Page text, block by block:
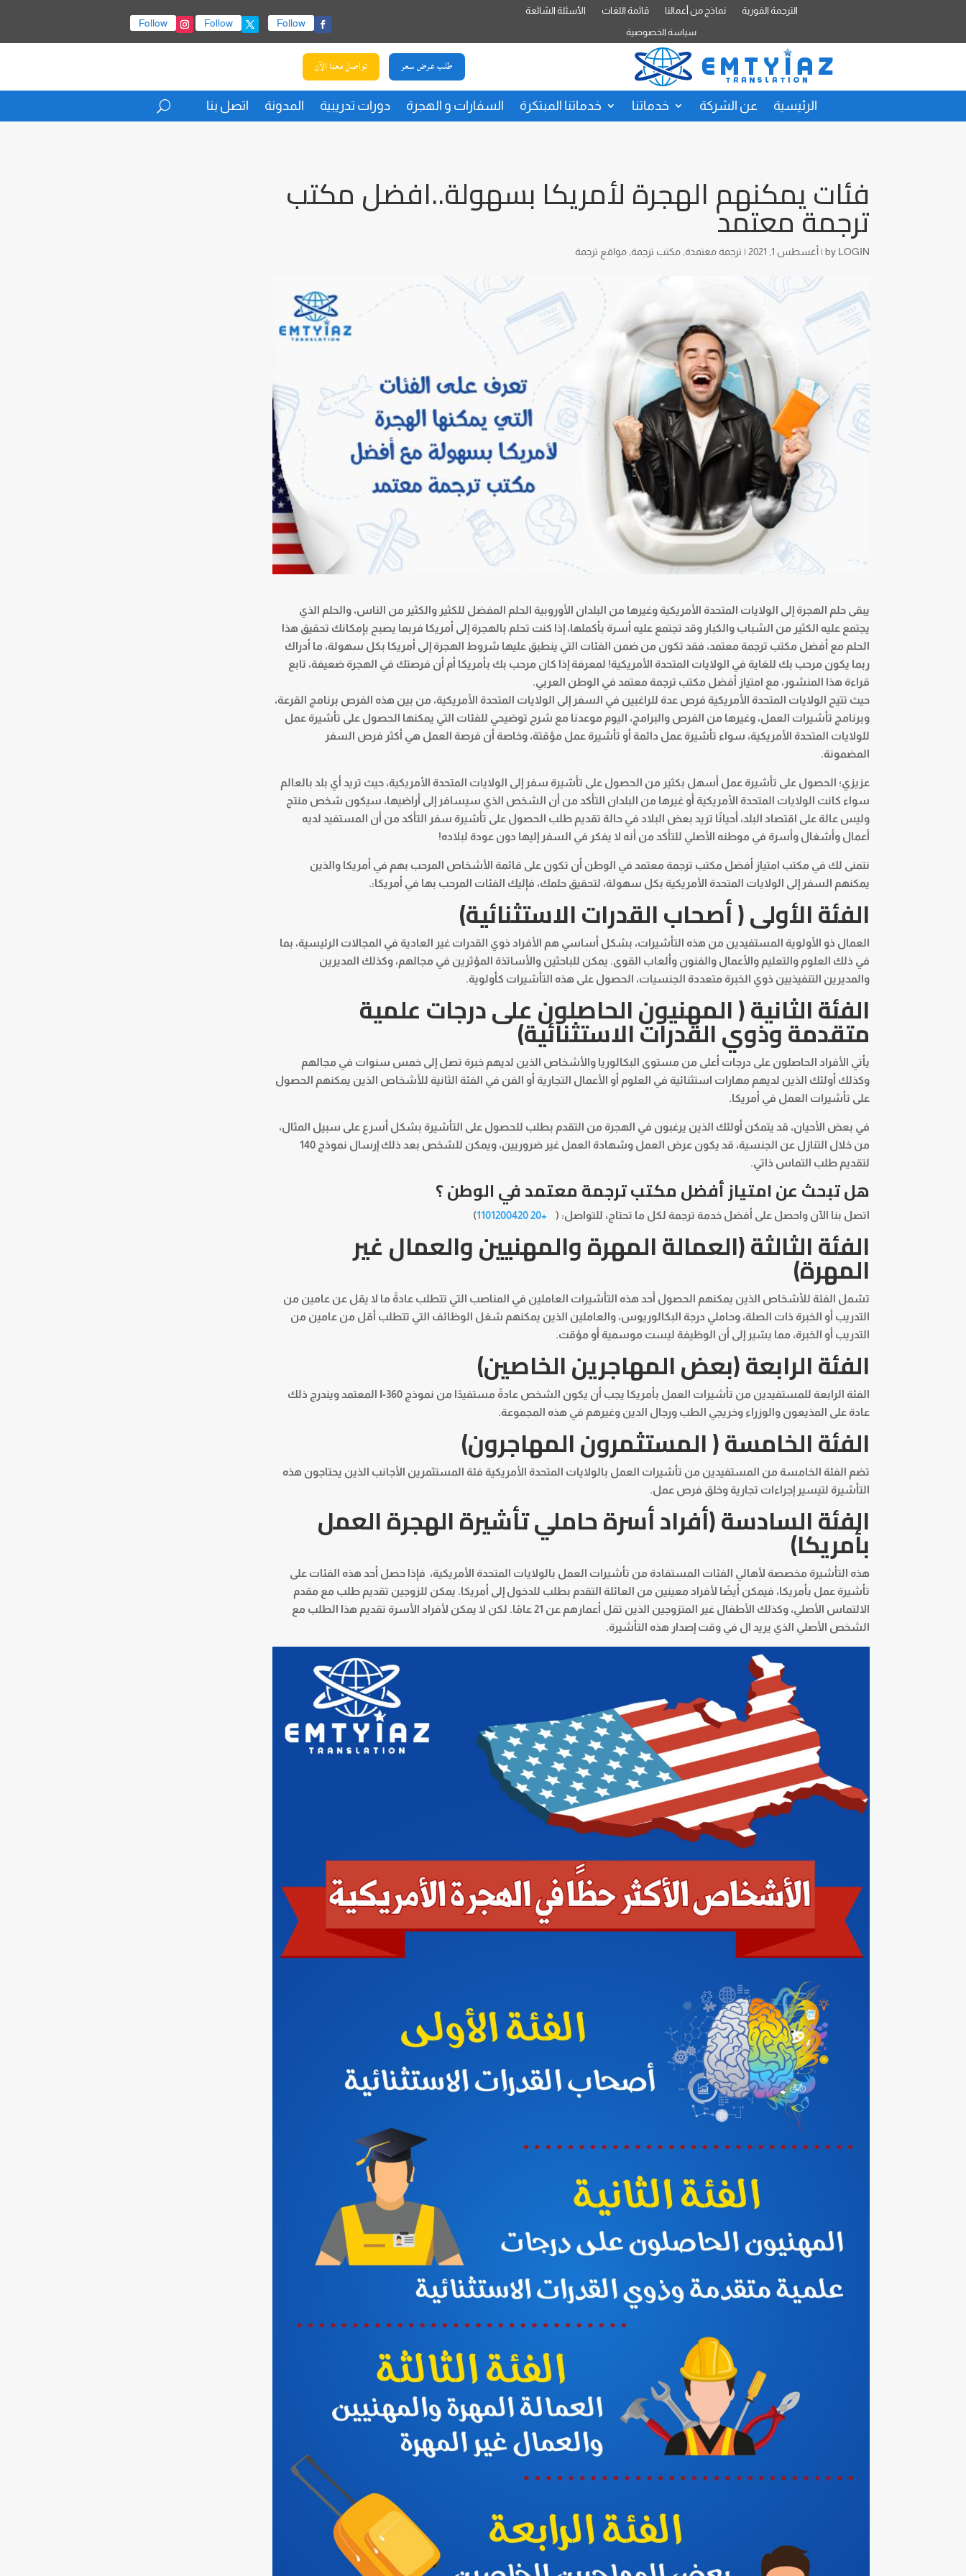
Follow
Follow
Follow
الترجمة الفورية نماذج من أعمالنا قائمة اللغات
الأسئلة الشائعة
سياسة الخصوصية
طلب عرض سعر تواصل معنا الآن
الرئيسية عن الشركة خدماتنا خدماتنا المبتكرة السفارات و الهجرة دورات تدريبية المدونة اتصل بنا
فئات يمكنهم الهجرة لأمريكا بسهولة..افضل مكتب
ترجمة معتمد
by LOGIN
| أغسطس 1, 2021 | ترجمة معتمدة ,مكتب ترجمة ,مواقع ترجمة
يبقى حلم الهجرة إلى الولايات المتحدة الأمريكية وغيرها من البلدان الأوروبية الحلم المفضل للكثير والكثير من الناس، والحلم الذي
يجتمع عليه الكثير من الشباب والكبار وقد تجتمع عليه أسرة بأكملها، إذا كنت تحلم بالهجرة إلى أمريكا فربما يصبح بإمكانك تحقيق هذا
الحلم مع أفضل مكتب ترجمة معتمد، فقد تكون من ضمن الفئات التي ينطبق عليها شروط الهجرة إلى أمريكا بكل سهولة، ما أدراك
ربما يكون مرحب بك للغاية في الولايات المتحدة الأمريكية! لمعرفة إذا كان مرحب بك بأمريكا أم أن فرصتك في الهجرة ضعيفة، تابع
قراءة هذا المنشور، مع امتياز أفضل مكتب ترجمة معتمد في الوطن العربي.
حيث تتيح الولايات المتحدة الأمريكية فرص عدة للراغبين في السفر إلى الولايات المتحدة الأمريكية، من بين هذه الفرص برنامج القرعة،
وبرنامج تأشيرات العمل، وغيرها من الفرص والبرامج، اليوم موعدنا مع شرح توضيحي للفئات التي يمكنها الحصول على تأشيرة عمل
للولايات المتحدة الأمريكية، سواء تأشيرة عمل دائمة أو تأشيرة عمل مؤقتة، وخاصة أن فرصة العمل هي أكثر فرص السفر
المضمونة.
عزيزي؛ الحصول على تأشيرة عمل أسهل بكثير من الحصول على تأشيرة سفر إلى الولايات المتحدة الأمريكية، حيث تريد أي بلد بالعالم
سواء كانت الولايات المتحدة الأمريكية أو غيرها من البلدان التأكد من أن الشخص الذي سيسافر إلى أراضيها، سيكون شخص منتج
وليس عالة على اقتصاد البلد، أحيانًا تريد بعض البلاد في حالة تقديم طلب الحصول على تأشيرة سفر التأكد من أن المستفيد لديه
أعمال وأشغال وأسرة في موطنه الأصلي للتأكد من أنه لا يفكر في السفر إليها دون عودة لبلاده!
نتمنى لك في مكتب امتياز أفضل مكتب ترجمة معتمد في الوطن أن تكون على قائمة الأشخاص المرحب بهم في أمريكا والذين
يمكنهم السفر إلى الولايات المتحدة الأمريكية بكل سهولة، لتحقيق حلمك، فإليك الفئات المرحب بها في أمريكا:.
الفئة الأولى ( أصحاب القدرات الاستثنائية)
العمال ذو الأولوية المستفيدين من هذه التأشيرات، بشكل أساسي هم الأفراد ذوي القدرات غير العادية في المجالات الرئيسية، بما
في ذلك العلوم والتعليم والأعمال والفنون وألعاب القوى. يمكن للباحثين والأساتذة المؤثرين في مجالهم، وكذلك المديرين
والمديرين التنفيذيين ذوي الخبرة متعددة الجنسيات، الحصول على هذه التأشيرات كأولوية.
الفئة الثانية ( المهنيون الحاصلون على درجات علمية
متقدمة وذوي القدرات الاستثنائية)
يأتي الأفراد الحاصلون على درجات أعلى من مستوى البكالوريا والأشخاص الذين لديهم خبرة تصل إلى خمس سنوات في مجالهم
وكذلك أولئك الذين لديهم مهارات استثنائية في العلوم أو الأعمال التجارية أو الفن في الفئة الثانية للأشخاص الذين يمكنهم الحصول
على تأشيرات العمل في أمريكا.
في بعض الأحيان، قد يتمكن أولئك الذين يرغبون في الهجرة من التقدم بطلب للحصول على التأشيرة بشكل أسرع على سبيل المثال،
من خلال التنازل عن الجنسية، قد يكون عرض العمل وشهادة العمل غير ضروريين، ويمكن للشخص بعد ذلك إرسال نموذج 140
لتقديم طلب التماس ذاتي.
هل تبحث عن امتياز أفضلمكتب ترجمة معتمدفي الوطن ؟
اتصل بنا الآن واحصل على أفضل خدمة ترجمة لكل ما تحتاج، للتواصل: ( +20 1101200420
)
الفئة الثالثة (العمالة المهرة والمهنيين والعمال غير
المهرة)
تشمل الفئة للأشخاص الذين يمكنهم الحصول أحد هذه التأشيرات العاملين في المناصب التي تتطلب عادةً ما لا يقل عن عامين من
التدريب أو الخبرة ذات الصلة، وحاملي درجة البكالوريوس، والعاملين الذين يمكنهم شغل الوظائف التي تتطلب أقل من عامين من
التدريب أو الخبرة، مما يشير إلى أن الوظيفة ليست موسمية أو مؤقت.
الفئة الرابعة (بعض المهاجرين الخاصين)
الفئة الرابعة للمستفيدين من تأشيرات العمل بأمريكا يجب أن يكون الشخص عادةً مستفيدًا من نموذج I-360 المعتمد ويندرج ذلك
عادة على المذيعون والوزراء وخريجي الطب ورجال الدين وغيرهم في هذه المجموعة.
الفئة الخامسة ( المستثمرون المهاجرون)
تضم الفئة الخامسة من المستفيدين من تأشيرات العمل بالولايات المتحدة الأمريكية فئة المستثمرين الأجانب الذين يحتاجون هذه
التأشيرة لتيسير إجراءات تجارية وخلق فرص عمل.
الفئة السادسة (أفراد أسرة حاملي تأشيرة الهجرة العمل
بأمريكا)
هذه التأشيرة مخصصة لأهالي الفئات المستفادة من تأشيرات العمل بالولايات المتحدة الأمريكية، فإذا حصل أحد هذه الفئات على
تأشيرة عمل بأمريكا، فيمكن أيضًا لأفراد معينين من العائلة التقدم بطلب للدخول إلى أمريكا. يمكن للزوجين تقديم طلب مع مقدم
الالتماس الأصلي، وكذلك الأطفال غير المتزوجين الذين تقل أعمارهم عن 21 عامًا. لكن لا يمكن لأفراد الأسرة تقديم هذا الطلب مع
الشخص الأصلي الذي يريد ال في وقت إصدار هذه التأشيرة.